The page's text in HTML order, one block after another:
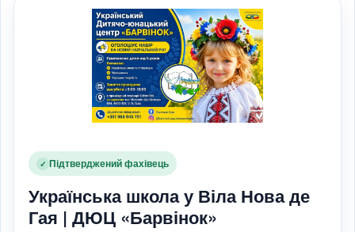
✓ Підтверджений фахівець
Українська школа у Віла Нова де
Гая | ДЮЦ «Барвінок»